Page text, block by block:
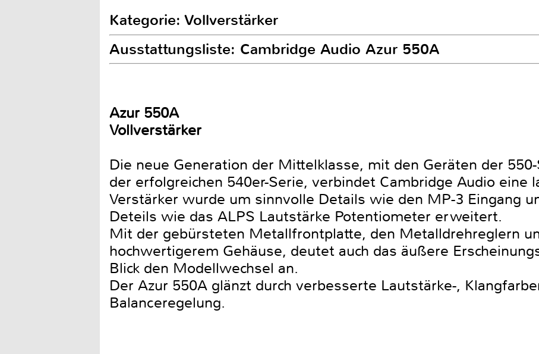
Kategorie: Vollverstärker
Ausstattungsliste: Cambridge Audio Azur 550A
Azur 550A
Vollverstärker
Die neue Generation der Mittelklasse, mit den Geräten der
der erfolgreichen 540er-Serie, verbindet Cambridge Audio eine
Verstärker wurde um sinnvolle Details wie den MP-3 Eingang
Deteils wie das ALPS Lautstärke Potentiometer erweitert.
Mit der gebürsteten Metallfrontplatte, den Metalldrehreglern
hochwertigerem Gehäuse, deutet auch das äußere
Blick den Modellwechsel an.
Der Azur 550A glänzt durch verbesserte Lautstärke-,
Balanceregelung.